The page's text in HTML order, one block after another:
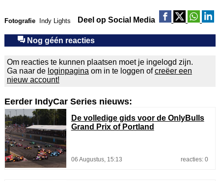
Fotografie Indy Lights Deel op Social Media
Nog géén reacties
Om reacties te kunnen plaatsen moet je ingelogd zijn.
Ga naar de loginpagina om in te loggen ofcreëer een
nieuw account!
Eerder IndyCar Series nieuws:
De volledige gids voor de OnlyBulls
Grand Prix of Portland
06 Augustus, 15:13 reacties: 0